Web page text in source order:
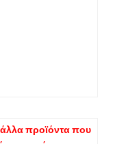
άλλα προϊόντα που